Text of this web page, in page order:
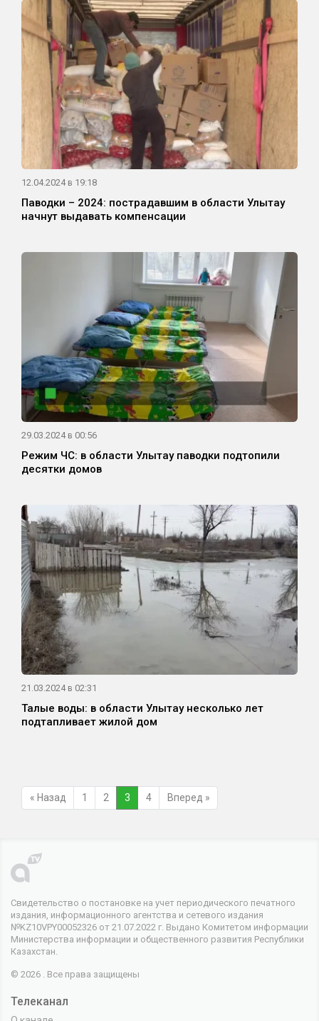
12.04.2024 в 19:18
Паводки – 2024: пострадавшим в области Улытау
начнут выдавать компенсации
29.03.2024 в 00:56
Режим ЧС: в области Улытау паводки подтопили
десятки домов
21.03.2024 в 02:31
Талые воды: в области Улытау несколько лет
подтапливает жилой дом
« Назад 1 2 3 4 Вперед »
Свидетельство о постановке на учет периодического печатного
издания, информационного агентства и сетевого издания
№KZ10VPY00052326 от 21.07.2022 г. Выдано Комитетом информации
Министерства информации и общественного развития Республики
Казахстан.
© 2026 . Все права защищены
Телеканал